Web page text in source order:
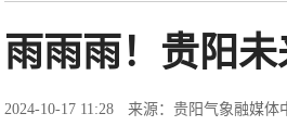
雨雨雨！贵阳
2024-10-17 11:28 来源：贵阳气象融媒体